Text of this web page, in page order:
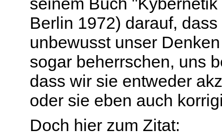
Berlin 1972) darauf,
unbewusst unser
sogar beherrschen, uns
dass wir sie entweder
oder sie eben auch
Doch hier zum Zitat: